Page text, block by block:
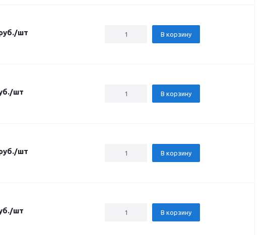
/шт В корзину
/шт В корзину
/шт В корзину
/шт В корзину